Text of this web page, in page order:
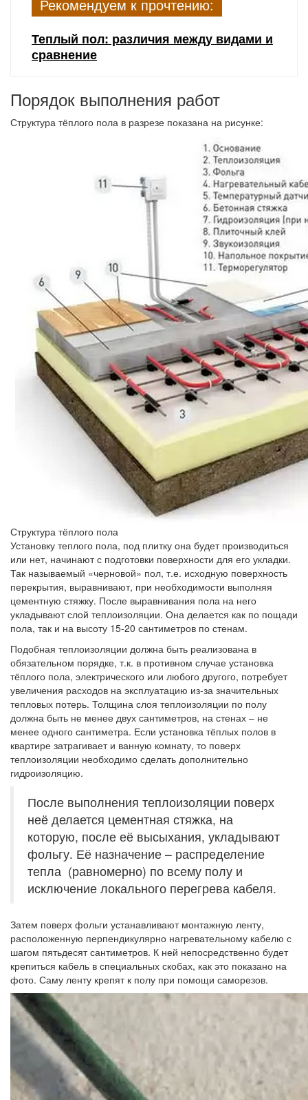
Рекомендуем к прочтению:
Теплый пол: различия между видами и
сравнение
Порядок выполнения работ
Структура тёплого пола в разрезе показана на рисунке:
Структура тёплого пола
Установку теплого пола, под плитку она будет производиться
или нет, начинают с подготовки поверхности для его укладки.
Так называемый «черновой» пол, т.е. исходную поверхность
перекрытия, выравнивают, при необходимости выполняя
цементную стяжку. После выравнивания пола на него
укладывают слой теплоизоляции. Она делается как по пощади
пола, так и на высоту 15-20 сантиметров по стенам.
Подобная теплоизоляции должна быть реализована в
обязательном порядке, т.к. в противном случае установка
тёплого пола, электрического или любого другого, потребует
увеличения расходов на эксплуатацию из-за значительных
тепловых потерь. Толщина слоя теплоизоляции по полу
должна быть не менее двух сантиметров, на стенах – не
менее одного сантиметра. Если установка тёплых полов в
квартире затрагивает и ванную комнату, то поверх
теплоизоляции необходимо сделать дополнительно
гидроизоляцию.
После выполнения теплоизоляции поверх
неё делается цементная стяжка, на
которую, после её высыхания, укладывают
фольгу. Её назначение – распределение
тепла (равномерно) по всему полу и
исключение локального перегрева кабеля.
Затем поверх фольги устанавливают монтажную ленту,
расположенную перпендикулярно нагревательному кабелю с
шагом пятьдесят сантиметров. К ней непосредственно будет
крепиться кабель в специальных скобах, как это показано на
фото. Саму ленту крепят к полу при помощи саморезов.